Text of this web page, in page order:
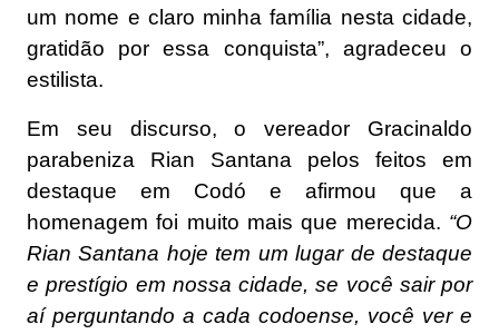
um nome e claro minha família nesta cidade,
gratidão por essa conquista”, agradeceu o
estilista.
Em seu discurso, o vereador Gracinaldo
parabeniza Rian Santana pelos feitos em
destaque em Codó e afirmou que a
homenagem foi muito mais que merecida. “O
Rian Santana hoje tem um lugar de destaque
e prestígio em nossa cidade, se você sair por
aí perguntando a cada codoense, você ver e